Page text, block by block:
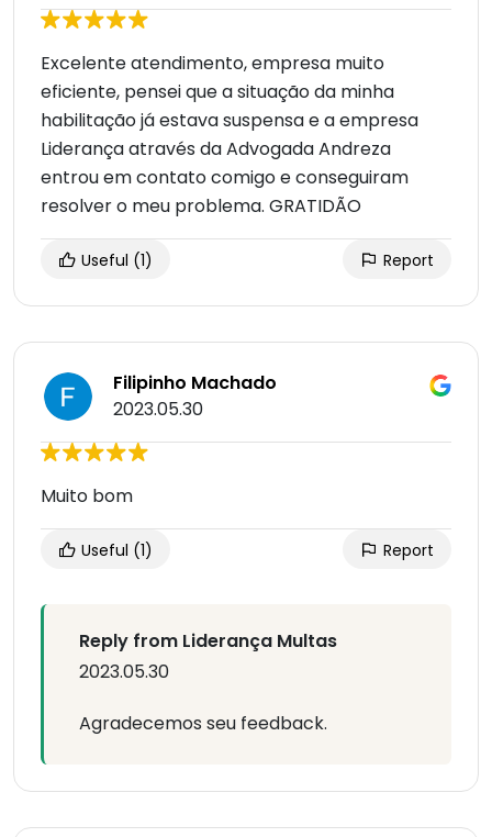
Excelente atendimento, empresa muito
eficiente, pensei que a situação da minha
habilitação já estava suspensa e a empresa
Liderança através da Advogada Andreza
entrou em contato comigo e conseguiram
resolver o meu problema. GRATIDÃO
Useful (1) Report
Filipinho Machado
2023.05.30
Muito bom
Useful (1) Report
Reply from Liderança Multas
2023.05.30
Agradecemos seu feedback.